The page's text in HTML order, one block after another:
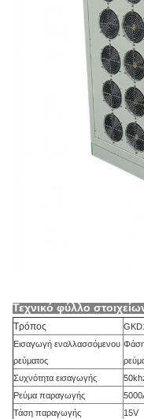
Τεχνικό φύλλο
Τρόπος
Εισαγωγή εναλλασσόμενου
ρεύματος
Συχνότητα εισαγωγής
Ρεύμα παραγωγής
Τάση παραγωγής
15V